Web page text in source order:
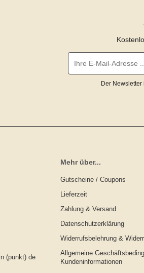
Der
(punkt) de
Mehr über...
Gutscheine / Coupons
Lieferzeit
Zahlung & Versand
Datenschutzerklärung
Widerrufsbelehrung &
Allgemeine
Kundeninformationen